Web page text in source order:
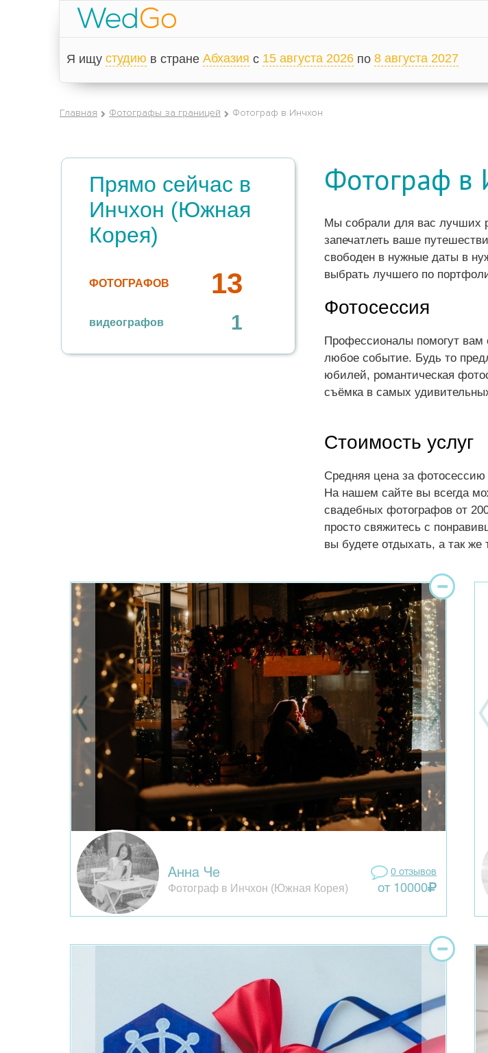
Я ищу студию в стране Абхазия с 15 августа 2026 по 8 августа 2027
Главная Фотографы за границей Фотограф в Инчхон
Прямо сейчас в
Инчхон (Южная
Корея)
ФОТОГРАФОВ 13
видеографов 1
Фотограф в
Мы собрали для вас лучших
запечатлеть ваше
свободен в нужные даты в
выбрать лучшего по
Фотосессия
Профессионалы помогут вам
любое событие. Будь то
юбилей, романтическая
съёмка в самых
Стоимость услуг
Средняя цена за фотосессию
На нашем сайте вы всегда
свадебных фотографов от
просто свяжитесь с
вы будете отдыхать, а так
Анна Че
Фотограф в Инчхон (Южная Корея)
0 отзывов
от 10000